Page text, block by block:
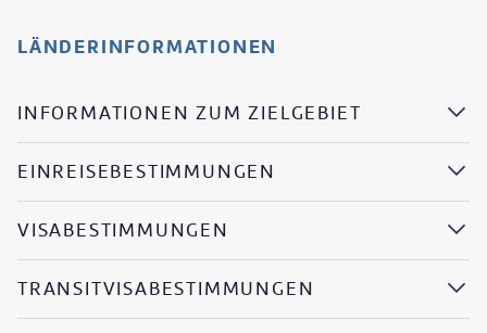
LÄNDERINFORMATIONEN
INFORMATIONEN ZUM ZIELGEBIET
EINREISEBESTIMMUNGEN
VISABESTIMMUNGEN
TRANSITVISABESTIMMUNGEN